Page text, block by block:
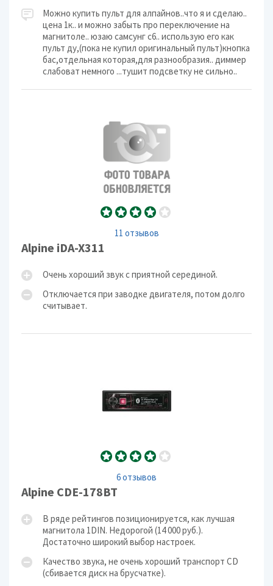
Можно купить пульт для алпайнов..что я и сделаю..
цена 1к.. и можно забыть про переключение на
магнитоле.. юзаю самсунг с6.. использую его как
пульт ду,(пока не купил оригинальный пульт)кнопка
бас,отдельная которая,для разнообразия.. диммер
слабоват немного ...тушит подсветку не сильно..
11 отзывов
Alpine iDA-X311
Очень хороший звук с приятной серединой.
Отключается при заводке двигателя, потом долго
считывает.
6 отзывов
Alpine CDE-178BT
В ряде рейтингов позиционируется, как лучшая
магнитола 1DIN. Недорогой (14 000 руб.).
Достаточно широкий выбор настроек.
Качество звука, не очень хороший транспорт CD
(сбивается диск на брусчатке).